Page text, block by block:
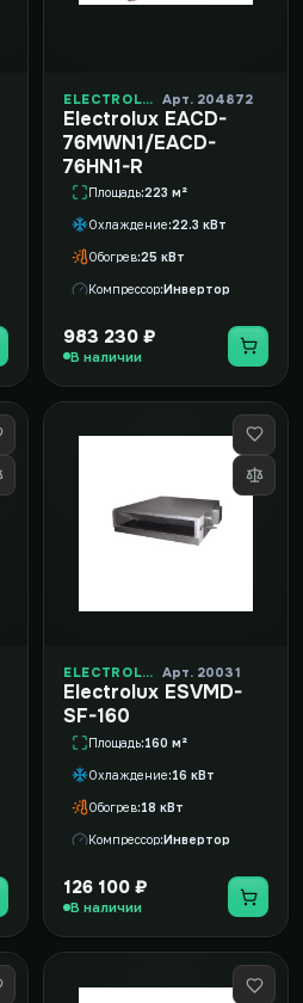
ELECTROLUX Арт. 204872
Electrolux EACD-
76MWN1/EACD-
76HN1-R
Площадь 223 м²
Охлаждение 22.3 кВт
Обогрев 25 кВт
Компрессор Инвертор
983 230 ₽
В наличии
ELECTROLUX Арт. 20031
Electrolux ESVMD-
SF-160
Площадь 160 м²
Охлаждение 16 кВт
Обогрев 18 кВт
Компрессор Инвертор
126 100 ₽
В наличии